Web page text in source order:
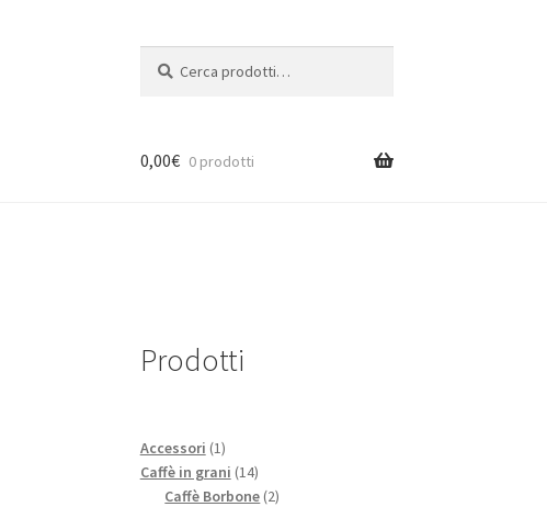
0,00€ 0 prodotti
Prodotti
Accessori 11
prodotto
Caffè in grani 1414
prodotti
Caffè Borbone 22